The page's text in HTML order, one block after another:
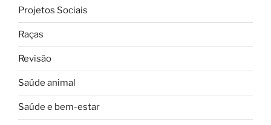
Projetos Sociais
Raças
Revisão
Saúde animal
Saúde e bem-estar